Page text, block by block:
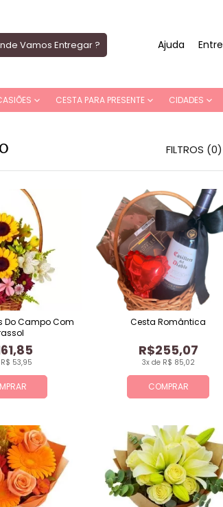
Vamos Entregar ? Entre
Ajuda
CESTA PARA PRESENTE CIDADES
FILTROS (0)
53,95
Do Campo Com
COMPRAR
3x de R$ 85,02
R$255,07
Cesta Romântica